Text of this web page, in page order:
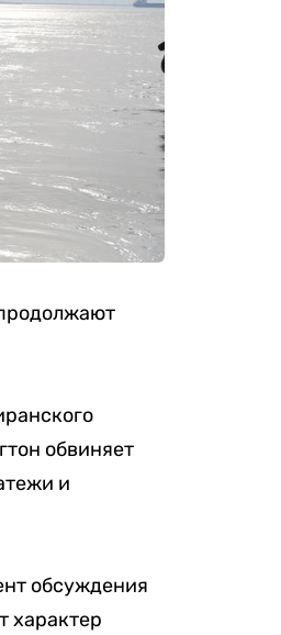
обвиняет
и
обсуждения
характер